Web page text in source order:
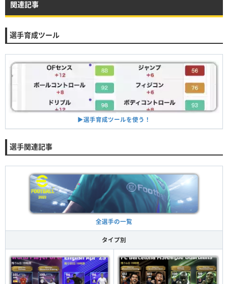
関連記事
選手育成ツール
▶︎選手育成ツールを使う！
選手関連記事
全選手の一覧
タイプ別